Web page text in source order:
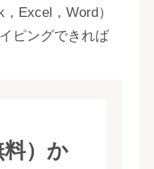
Excel，Word）
ピングできれば
）か